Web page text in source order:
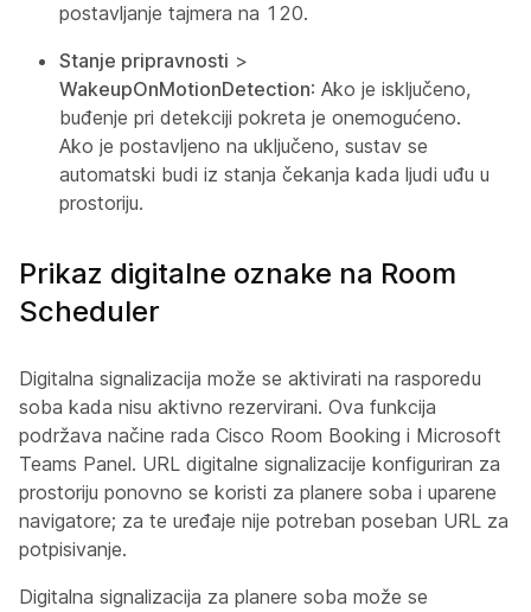
postavljanje tajmera na 120.
Stanje pripravnosti >
WakeupOnMotionDetection: Ako je isključeno,
buđenje pri detekciji pokreta je onemogućeno.
Ako je postavljeno na uključeno, sustav se
automatski budi iz stanja čekanja kada ljudi uđu u
prostoriju.
Prikaz digitalne oznake na Room
Scheduler
Digitalna signalizacija može se aktivirati na rasporedu
soba kada nisu aktivno rezervirani. Ova funkcija
podržava načine rada Cisco Room Booking i Microsoft
Teams Panel. URL digitalne signalizacije konfiguriran za
prostoriju ponovno se koristi za planere soba i uparene
navigatore; za te uređaje nije potreban poseban URL za
potpisivanje.
Digitalna signalizacija za planere soba može se